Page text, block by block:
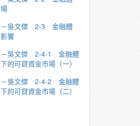
－吳文傑 2-3 金融體
響
－吳文傑 2-4-1 金融體
的可貸資金市場（一）
－吳文傑 2-4-2 金融體
的可貸資金市場（二）